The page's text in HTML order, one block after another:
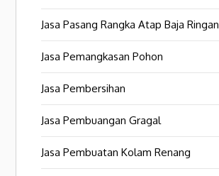
Jasa Pasang Rangka Atap Baja Ringan
Jasa Pemangkasan Pohon
Jasa Pembersihan
Jasa Pembuangan Gragal
Jasa Pembuatan Kolam Renang